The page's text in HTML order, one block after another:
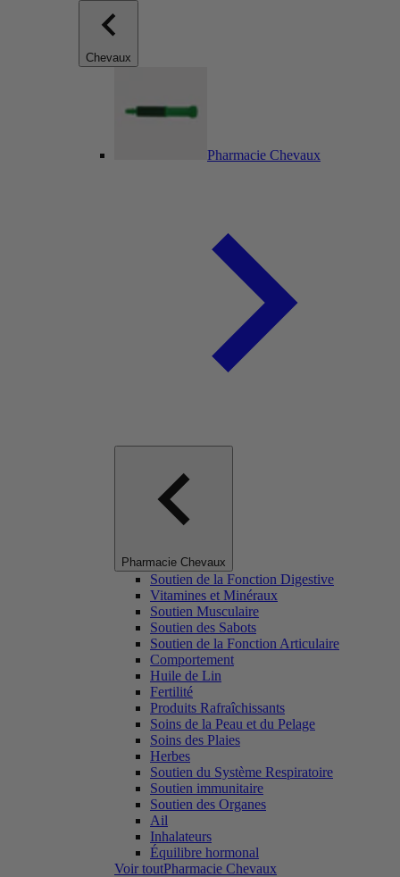
Chevaux
Pharmacie Chevaux
Pharmacie Chevaux
Soutien de la Fonction Digestive
Vitamines et Minéraux
Soutien Musculaire
Soutien des Sabots
Soutien de la Fonction Articulaire
Comportement
Huile de Lin
Fertilité
Produits Rafraîchissants
Soins de la Peau et du Pelage
Soins des Plaies
Herbes
Soutien du Système Respiratoire
Soutien immunitaire
Soutien des Organes
Ail
Inhalateurs
Équilibre hormonal
Voir toutPharmacie Chevaux